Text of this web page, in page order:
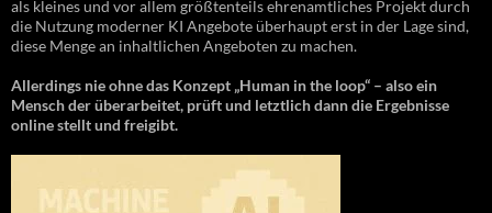
als kleines und vor allem größtenteils ehrenamtliches Projekt durch
die Nutzung moderner KI Angebote überhaupt erst in der Lage sind,
diese Menge an inhaltlichen Angeboten zu machen.
Allerdings nie ohne das Konzept „Human in the loop“ – also ein
Mensch der überarbeitet, prüft und letztlich dann die Ergebnisse
online stellt und freigibt.